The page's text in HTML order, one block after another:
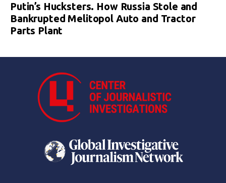
Putin’s Hucksters. How Russia Stole and
Bankrupted Melitopol Auto and Tractor
Parts Plant